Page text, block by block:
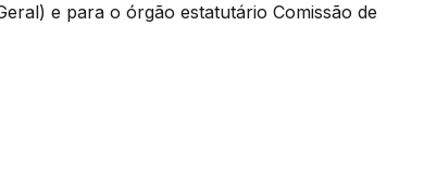
e para o órgão estatutário Comissão de